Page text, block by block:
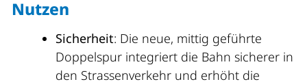
Nutzen
Sicherheit: Die neue, mittig geführte
Doppelspur integriert die Bahn sicherer in
den Strassenverkehr und erhöht die